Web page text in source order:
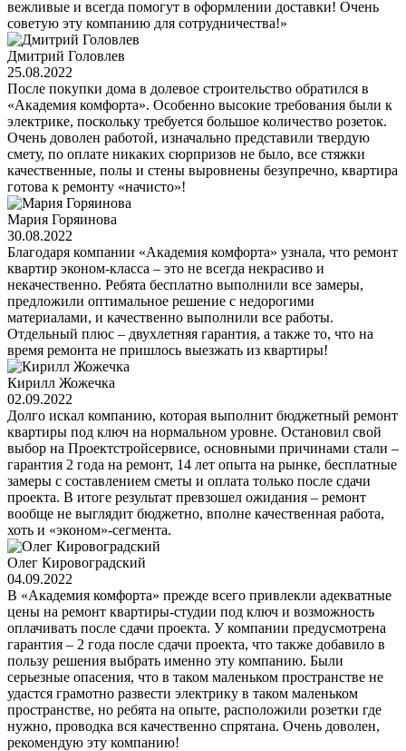
вежливые и всегда помогут в оформлении доставки! Очень
советую эту компанию для сотрудничества!»
Дмитрий Головлев
25.08.2022
После покупки дома в долевое строительство обратился в
«Академия комфорта». Особенно высокие требования были к
электрике, поскольку требуется большое количество розеток.
Очень доволен работой, изначально представили твердую
смету, по оплате никаких сюрпризов не было, все стяжки
качественные, полы и стены выровнены безупречно, квартира
готова к ремонту «начисто»!
Мария Горяинова
30.08.2022
Благодаря компании «Академия комфорта» узнала, что ремонт
квартир эконом-класса – это не всегда некрасиво и
некачественно. Ребята бесплатно выполнили все замеры,
предложили оптимальное решение с недорогими
материалами, и качественно выполнили все работы.
Отдельный плюс – двухлетняя гарантия, а также то, что на
время ремонта не пришлось выезжать из квартиры!
Кирилл Жожечка
02.09.2022
Долго искал компанию, которая выполнит бюджетный ремонт
квартиры под ключ на нормальном уровне. Остановил свой
выбор на Проектстройсервисе, основными причинами стали –
гарантия 2 года на ремонт, 14 лет опыта на рынке, бесплатные
замеры с составлением сметы и оплата только после сдачи
проекта. В итоге результат превзошел ожидания – ремонт
вообще не выглядит бюджетно, вполне качественная работа,
хоть и «эконом»-сегмента.
Олег Кировоградский
04.09.2022
В «Академия комфорта» прежде всего привлекли адекватные
цены на ремонт квартиры-студии под ключ и возможность
оплачивать после сдачи проекта. У компании предусмотрена
гарантия – 2 года после сдачи проекта, что также добавило в
пользу решения выбрать именно эту компанию. Были
серьезные опасения, что в таком маленьком пространстве не
удастся грамотно развести электрику в таком маленьком
пространстве, но ребята на опыте, расположили розетки где
нужно, проводка вся качественно спрятана. Очень доволен,
рекомендую эту компанию!